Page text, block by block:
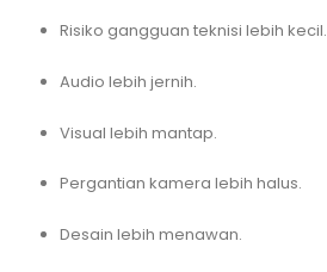
Risiko gangguan teknisi lebih kecil.
Audio lebih jernih.
Visual lebih mantap.
Pergantian kamera lebih halus.
Desain lebih menawan.